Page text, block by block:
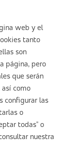
web y el
tanto
son
página, pero
que serán
como
configurar las
o
todas" o
nuestra